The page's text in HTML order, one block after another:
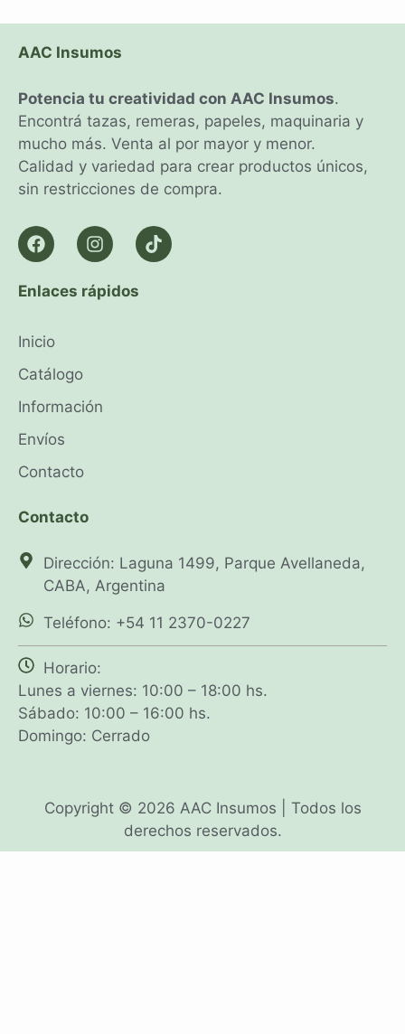
AAC Insumos
Potencia tu creatividad con AAC Insumos.
Encontrá tazas, remeras, papeles, maquinaria y
mucho más. Venta al por mayor y menor.
Calidad y variedad para crear productos únicos,
sin restricciones de compra.
Enlaces rápidos
Inicio
Catálogo
Información
Envíos
Contacto
Contacto
Dirección: Laguna 1499, Parque Avellaneda,
CABA, Argentina
Teléfono: +54 11 2370-0227
Horario:
Lunes a viernes: 10:00 – 18:00 hs.
Sábado: 10:00 – 16:00 hs.
Domingo: Cerrado
Copyright © 2026 AAC Insumos | Todos los
derechos reservados.